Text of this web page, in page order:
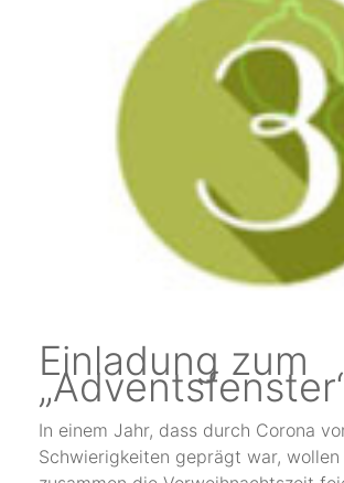
Einladung zum
In einem Jahr, dass durch Corona
Schwierigkeiten geprägt war,